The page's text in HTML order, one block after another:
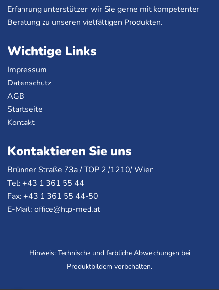
Erfahrung unterstützen wir Sie gerne mit kompetenter
Beratung zu unseren vielfältigen Produkten.
Wichtige Links
Impressum
Datenschutz
AGB
Startseite
Kontakt
Kontaktieren Sie uns
Brünner Straße 73a /TOP 2 /1210/ Wien
Tel: +43 1 361 55 44
Fax: +43 1 361 55 44-50
E-Mail: office@htp-med.at
Hinweis: Technische und farbliche Abweichungen bei
Produktbildern vorbehalten.